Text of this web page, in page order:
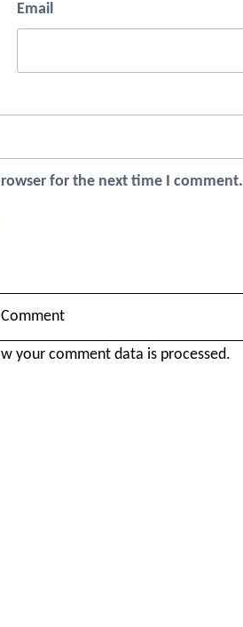
Email
for the next time I comment.
your comment data is processed.